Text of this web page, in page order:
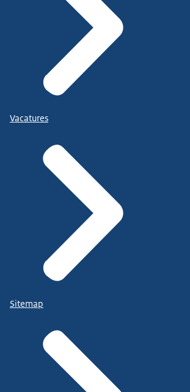
Vacatures
Sitemap